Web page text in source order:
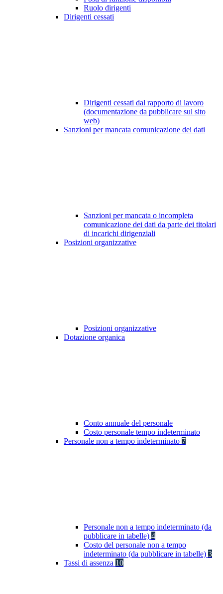
Ruolo dirigenti
Dirigenti cessati
Dirigenti cessati dal rapporto di lavoro
(documentazione da pubblicare sul sito
web)
Sanzioni per mancata comunicazione dei dati
Sanzioni per mancata o incompleta
comunicazione dei dati da parte dei titolari
di incarichi dirigenziali
Posizioni organizzative
Posizioni organizzative
Dotazione organica
Conto annuale del personale
Costo personale tempo indeterminato
Personale non a tempo indeterminato 7
Personale non a tempo indeterminato (da
pubblicare in tabelle) 4
Costo del personale non a tempo
indeterminato (da pubblicare in tabelle) 3
Tassi di assenza 10